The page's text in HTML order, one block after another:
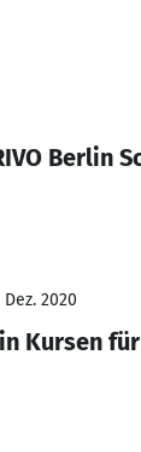
Berlin
2020
Kursen